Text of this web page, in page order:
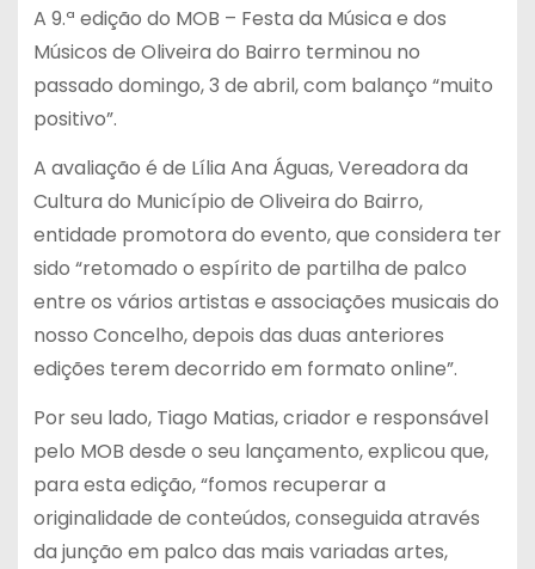
A 9.ª edição do MOB – Festa da Música e dos
Músicos de Oliveira do Bairro terminou no
passado domingo, 3 de abril, com balanço “muito
positivo”.
A avaliação é de Lília Ana Águas, Vereadora da
Cultura do Município de Oliveira do Bairro,
entidade promotora do evento, que considera ter
sido “retomado o espírito de partilha de palco
entre os vários artistas e associações musicais do
nosso Concelho, depois das duas anteriores
edições terem decorrido em formato online”.
Por seu lado, Tiago Matias, criador e responsável
pelo MOB desde o seu lançamento, explicou que,
para esta edição, “fomos recuperar a
originalidade de conteúdos, conseguida através
da junção em palco das mais variadas artes,